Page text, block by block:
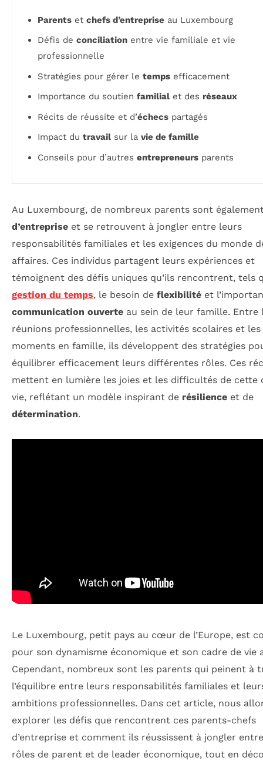
Parents et chefs d’entreprise au Luxembourg
Défis de conciliation entre vie familiale et vie
professionnelle
Stratégies pour gérer le temps efficacement
Importance du soutien familial et des réseaux
Récits de réussite et d’échecs partagés
Impact du travail sur la vie de famille
Conseils pour d’autres entrepreneurs parents
Au Luxembourg, de nombreux parents sont
d’entreprise et se retrouvent à jongler entre leurs
responsabilités familiales et les exigences du monde
affaires. Ces individus partagent leurs expériences et
témoignent des défis uniques qu’ils rencontrent, tels
gestion du temps, le besoin de flexibilité et
communication ouverte au sein de leur famille. Entre
réunions professionnelles, les activités scolaires et les
moments en famille, ils développent des stratégies
équilibrer efficacement leurs différentes rôles. Ces
mettent en lumière les joies et les difficultés de cette
vie, reflétant un modèle inspirant de résilience et de
détermination.
Le Luxembourg, petit pays au cœur de l’Europe, est
pour son dynamisme économique et son cadre de vie
Cependant, nombreux sont les parents qui peinent à
l’équilibre entre leurs responsabilités familiales et
ambitions professionnelles. Dans cet article, nous
explorer les défis que rencontrent ces parents-chefs
d’entreprise et comment ils réussissent à jongler
rôles de parent et de leader économique, tout en